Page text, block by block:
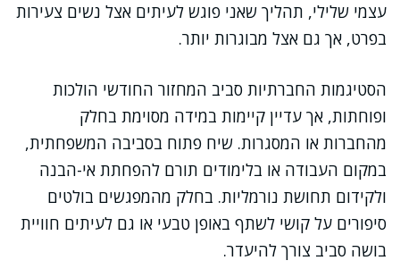
עצמי שלילי, תהליך שאני פוגש לעיתים אצל נשים צעירות
בפרט, אך גם אצל מבוגרות יותר.
הסטיגמות החברתיות סביב המחזור החודשי הולכות
ופוחתות, אך עדיין קיימות במידה מסוימת בחלק
מהחברות או המסגרות. שיח פתוח בסביבה המשפחתית,
במקום העבודה או בלימודים תורם להפחתת אי-הבנה
ולקידום תחושת נורמליות. בחלק מהמפגשים בולטים
סיפורים על קושי לשתף באופן טבעי או גם לעיתים חוויית
בושה סביב צורך להיעדר.